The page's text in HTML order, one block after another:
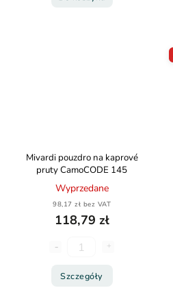
Mivardi pouzdro na kaprové
pruty CamoCODE 145
Wyprzedane
98,17 zł bez VAT
118,79 zł
Szczegóły